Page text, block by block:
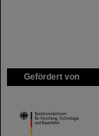
Gefördert von
HMWK